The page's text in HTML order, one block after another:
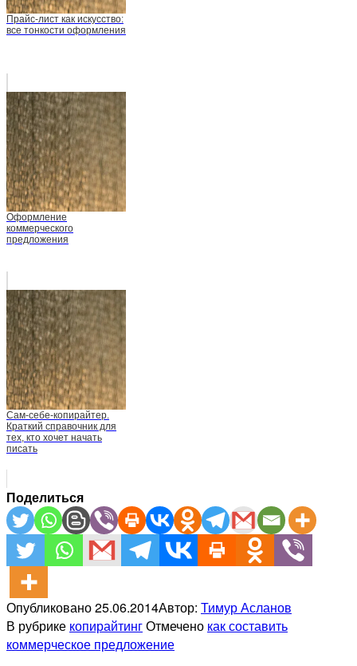
Прайс-лист как искусство:
все тонкости оформления
Оформление
коммерческого
предложения
Cам-себе-копирайтер.
Краткий справочник для
тех, кто хочет начать
писать
Поделиться
Опубликовано25.06.2014Автор: Тимур Асланов
В рубрике копирайтингОтмечено как составить
коммерческое предложение